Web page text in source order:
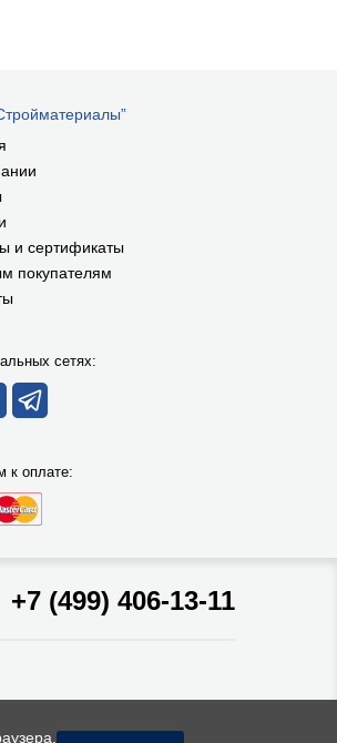
и сертификаты
покупателям
сетях:
к оплате:
+7 (499) 406-13-11